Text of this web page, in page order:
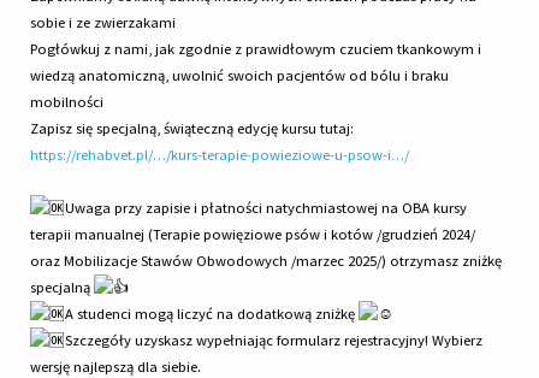
sobie i ze zwierzakami
Pogłówkuj z nami, jak zgodnie z prawidłowym czuciem tkankowym i
wiedzą anatomiczną, uwolnić swoich pacjentów od bólu i braku
mobilności
Zapisz się specjalną, świąteczną edycję kursu tutaj:
https://rehabvet.pl/…/kurs-terapie-powieziowe-u-psow-i…/
Uwaga przy zapisie i płatności natychmiastowej na OBA kursy
terapii manualnej (Terapie powięziowe psów i kotów /grudzień 2024/
oraz Mobilizacje Stawów Obwodowych /marzec 2025/) otrzymasz zniżkę
specjalną
A studenci mogą liczyć na dodatkową zniżkę
Szczegóły uzyskasz wypełniając formularz rejestracyjny! Wybierz
wersję najlepszą dla siebie.